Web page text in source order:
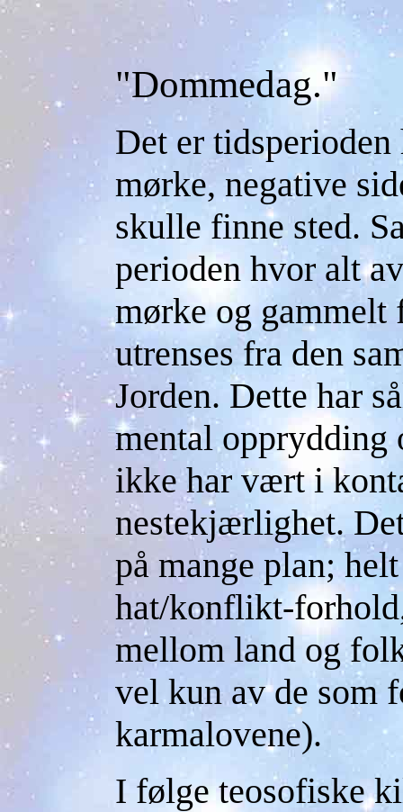
"Dommedag."
Det er
mørke, negative
skulle finne sted.
perioden hvor alt
mørke og gammelt
utrenses fra den
Jorden. Dette har
mental opprydding
ikke har vært i
nestekjærlighet.
på mange plan;
hat/konflikt-
mellom land og
vel kun av de som
karmalovene).
I følge teosofiske